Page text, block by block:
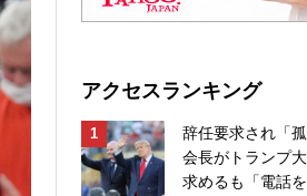
アクセスランキング
辞任要求され「
会長がトランプ
求めるも「電話を